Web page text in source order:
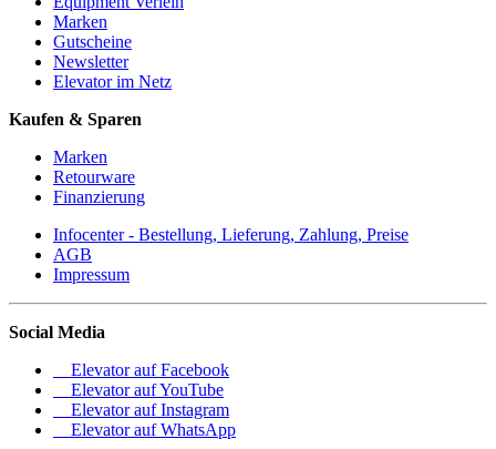
Marken
Gutscheine
Newsletter
Elevator im Netz
Kaufen & Sparen
Marken
Retourware
Finanzierung
Infocenter - Bestellung, Lieferung, Zahlung, Preise
AGB
Impressum
Social Media
Elevator auf Facebook
Elevator auf YouTube
Elevator auf Instagram
Elevator auf WhatsApp